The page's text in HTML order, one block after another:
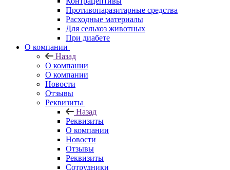
Противопаразитарные средства
Расходные материалы
Для сельхоз животных
При диабете
О компании
Назад
О компании
О компании
Новости
Отзывы
Реквизиты
Назад
Реквизиты
О компании
Новости
Отзывы
Реквизиты
Сотрудники